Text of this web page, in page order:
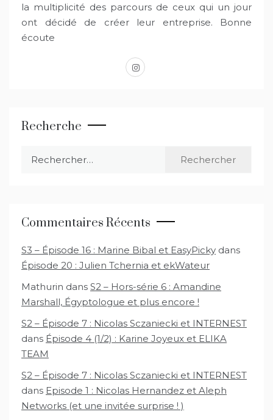
la multiplicité des parcours de ceux qui un jour
ont décidé de créer leur entreprise. Bonne
écoute
instagram
Recherche
Commentaires Récents
S3 – Épisode 16 : Marine Bibal et EasyPicky dans
Épisode 20 : Julien Tchernia et ekWateur
Mathurin dans S2 – Hors-série 6 : Amandine
Marshall, Égyptologue et plus encore !
S2 – Épisode 7 : Nicolas Sczaniecki et INTERNEST
dans Épisode 4 (1/2) : Karine Joyeux et ELIKA
TEAM
S2 – Épisode 7 : Nicolas Sczaniecki et INTERNEST
dans Episode 1 : Nicolas Hernandez et Aleph
Networks (et une invitée surprise ! )